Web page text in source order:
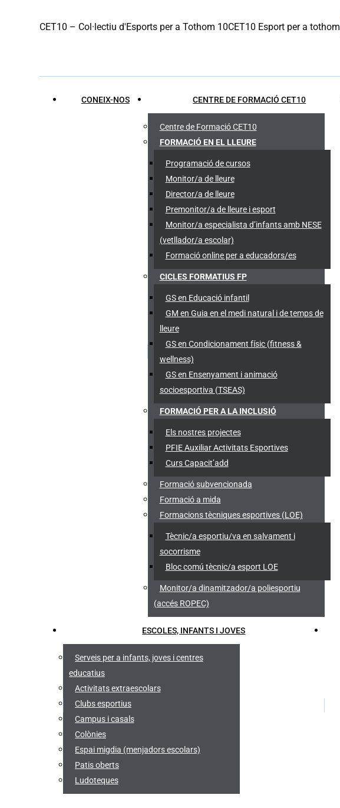
CET10 – Col·lectiu d'Esports per a Tothom 10CET10 Esport per a tothom
CONEIX-NOS CENTRE DE FORMACIÓ CET10
Centre de Formació CET10
FORMACIÓ EN EL LLEURE
Programació de cursos
Monitor/a de lleure
Director/a de lleure
Premonitor/a de lleure i esport
Monitor/a especialista d’infants amb NESE
(vetllador/a escolar)
Formació online per a educadors/es
CICLES FORMATIUS FP
GS en Educació infantil
GM en Guia en el medi natural i de temps de
lleure
GS en Condicionament físic (fitness &
wellness)
GS en Ensenyament i animació
socioesportiva (TSEAS)
FORMACIÓ PER A LA INCLUSIÓ
Els nostres projectes
PFIE Auxiliar Activitats Esportives
Curs Capacit’add
Formació subvencionada
Formació a mida
Formacions tècniques esportives (LOE)
Tècnic/a esportiu/va en salvament i
socorrisme
Bloc comú tècnic/a esport LOE
Monitor/a dinamitzador/a poliesportiu
(accés ROPEC)
ESCOLES, INFANTS I JOVES
Serveis per a infants, joves i centres
educatius
Activitats extraescolars
Clubs esportius
Campus i casals
Colònies
Espai migdia (menjadors escolars)
Patis oberts
Ludoteques